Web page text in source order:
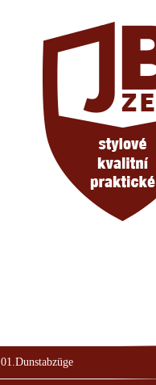
01.Dunstabzüge